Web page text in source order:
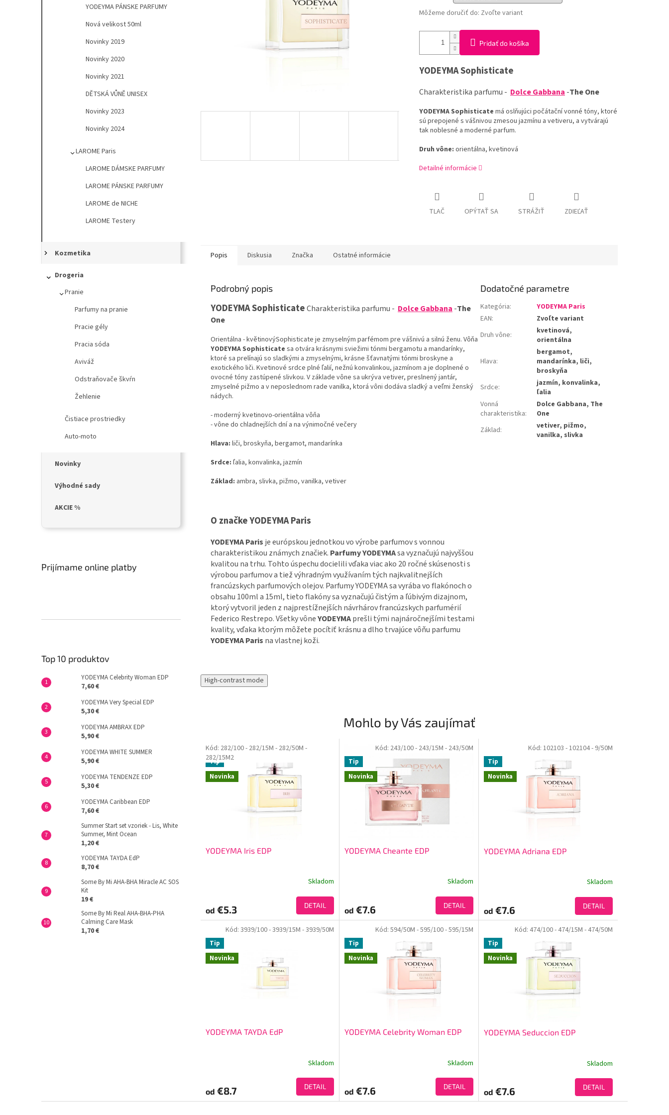
YODEYMA PÁNSKE PARFUMY
Nová velikost 50ml
Novinky 2019
Novinky 2020
Novinky 2021
DĚTSKÁ VŮNĚ UNISEX
Novinky 2023
Novinky 2024
LAROME Paris
LAROME DÁMSKE PARFUMY
LAROME PÁNSKE PARFUMY
LAROME de NICHE
LAROME Testery
Kozmetika
Drogeria
Pranie
Parfumy na pranie
Pracie gély
Pracia sóda
Aviváž
Odstraňovače škvŕn
Žehlenie
Čistiace prostriedky
Auto-moto
Novinky
Výhodné sady
AKCIE %
Prijímame online platby
Top 10 produktov
YODEYMA Celebrity Woman EDP
7,60 €
YODEYMA Very Special EDP
5,30 €
YODEYMA AMBRAX EDP
5,90 €
YODEYMA WHITE SUMMER
5,90 €
YODEYMA TENDENZE EDP
5,30 €
YODEYMA Caribbean EDP
7,60 €
Summer Start set vzoriek - Lis, White
Summer, Mint Ocean
1,20 €
YODEYMA TAYDA EdP
8,70 €
Some By Mi AHA-BHA Miracle AC SOS
Kit
19 €
Some By Mi Real AHA-BHA-PHA
Calming Care Mask
1,70 €
Môžeme doručiť do: Zvoľte variant
Pridať do košíka
YODEYMASophisticate
Charakteristika parfumu - Dolce Gabbana-The One
YODEYMASophisticate má oslňujúci počátačnívonné tóny, ktoré
sú prepojené s vášnivou zmesou jazmínu a vetiveru, a vytvárajú
taknoblesné a moderné parfum.
Druh vône: orientálna, kvetinová
Detailné informácie
TLAČ OPÝTAŤ SA STRÁŽIŤ ZDIEĽAŤ
Popis Diskusia Značka Ostatné informácie
Podrobný popis
YODEYMASophisticateCharakteristika parfumu - Dolce Gabbana -The
One
Orientálna -květinovýSophisticate je zmyselným parfémom pre vášnivú a silnú ženu. Vôňa
YODEYMASophisticate sa otvára krásnymi sviežimi tónmi bergamotu a mandarínky,
ktoré sa prelínajú so sladkými a zmyselnými, krásne šťavnatými tónmi broskyne a
exotického liči. Kvetinové srdce plné ľalií, nežnú konvalinkou, jazmínom a je doplnené o
ovocné tóny zastúpené slivkou. V základe vône sa ukrýva vetiver, preslnenýjantár,
zmyselné pižmo a vneposlednom rade vanilka, ktorá vôni dodáva sladký a veľmi ženský
nádych.
-modernýkvetinovo-orientálna vôňa
-vône do chladnejších dní a na výnimočné večery
Hlava: liči, broskyňa, bergamot, mandarínka
Srdce: ľalia, konvalinka, jazmín
Základ: ambra, slivka, pižmo, vanilka, vetiver
O značke YODEYMA Paris
YODEYMA Paris je európskou jednotkou vo výrobe parfumov s vonnou
charakteristikou známych značiek. Parfumy YODEYMAsa vyznačujú najvyššou
kvalitou na trhu. Tohto úspechu docielili vďaka viac ako 20 ročné skúsenosti s
výrobou parfumov a tiež výhradným využívaním tých najkvalitnejších
francúzskych parfumových olejov. Parfumy YODEYMA sa vyrába vo flakónoch o
obsahu 100ml a 15ml, tieto flakóny sa vyznačujú čistým a ľúbivým dizajnom,
ktorý vytvoril jeden z najprestížnejších návrhárov francúzskych parfumérií
Federico Restrepo. Všetky vôneYODEYMAprešli tými najnáročnejšími testami
kvality, vďaka ktorým môžete pocítiť krásnu a dlho trvajúce vôňu parfumu
YODEYMA Paris na vlastnej koži.
Dodatočné parametre
Kategória:
YODEYMA Paris
EAN:
Zvoľte variant
Druh vône:
kvetinová,
orientálna
Hlava:
bergamot,
mandarínka, liči,
broskyňa
Srdce:
jazmín, konvalinka,
ľalia
Vonná
charakteristika:
Dolce Gabbana, The
One
Základ:
vetiver, pižmo,
vanilka, slivka
High-contrast mode
Mohlo by Vás zaujímať
Novinka
Tip
YODEYMA Iris EDP
Skladom
od €5.3 DETAIL
Kód: 282/100- 282/15M - 282/50M -
282/15M2
Novinka
Tip
YODEYMA Cheante EDP
Skladom
od €7.6 DETAIL
Kód: 243/100- 243/15M - 243/50M
Novinka
Tip
YODEYMA Adriana EDP
Skladom
od €7.6 DETAIL
Kód: 102103 - 102104- 9/50M
Novinka
Tip
YODEYMA TAYDA EdP
Skladom
od €8.7 DETAIL
Kód:3939/100- 3939/15M - 3939/50M
Novinka
Tip
YODEYMA Celebrity Woman EDP
Skladom
od €7.6 DETAIL
Kód: 594/50M - 595/100- 595/15M
Novinka
Tip
YODEYMA Seduccion EDP
Skladom
od €7.6 DETAIL
Kód: 474/100- 474/15M - 474/50M